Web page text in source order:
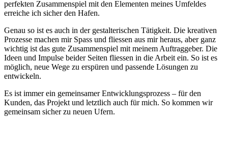
perfekten Zusammenspiel mit den Elementen meines Umfeldes
erreiche ich sicher den Hafen.
Genau so ist es auch in der gestalterischen Tätigkeit. Die kreativen
Prozesse machen mir Spass und fliessen aus mir heraus, aber ganz
wichtig ist das gute Zusammenspiel mit meinem Auftraggeber. Die
Ideen und Impulse beider Seiten fliessen in die Arbeit ein. So ist es
möglich, neue Wege zu erspüren und passende Lösungen zu
entwickeln.
Es ist immer ein gemeinsamer Entwicklungsprozess – für den
Kunden, das Projekt und letztlich auch für mich. So kommen wir
gemeinsam sicher zu neuen Ufern.